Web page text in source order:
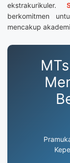
ekstrakurikuler.
berkomitmen
mencakup